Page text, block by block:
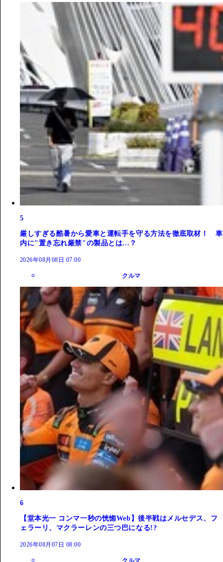
5
厳しすぎる酷暑から愛車と運転手を守る方法を徹底取材！ 車
内に"置き忘れ厳禁"の製品とは...？
2026年08月08日 07:00
クルマ
6
【堂本光一 コンマ一秒の恍惚Web】後半戦はメルセデス、フ
ェラーリ、マクラーレンの三つ巴になる!?
2026年08月07日 08:00